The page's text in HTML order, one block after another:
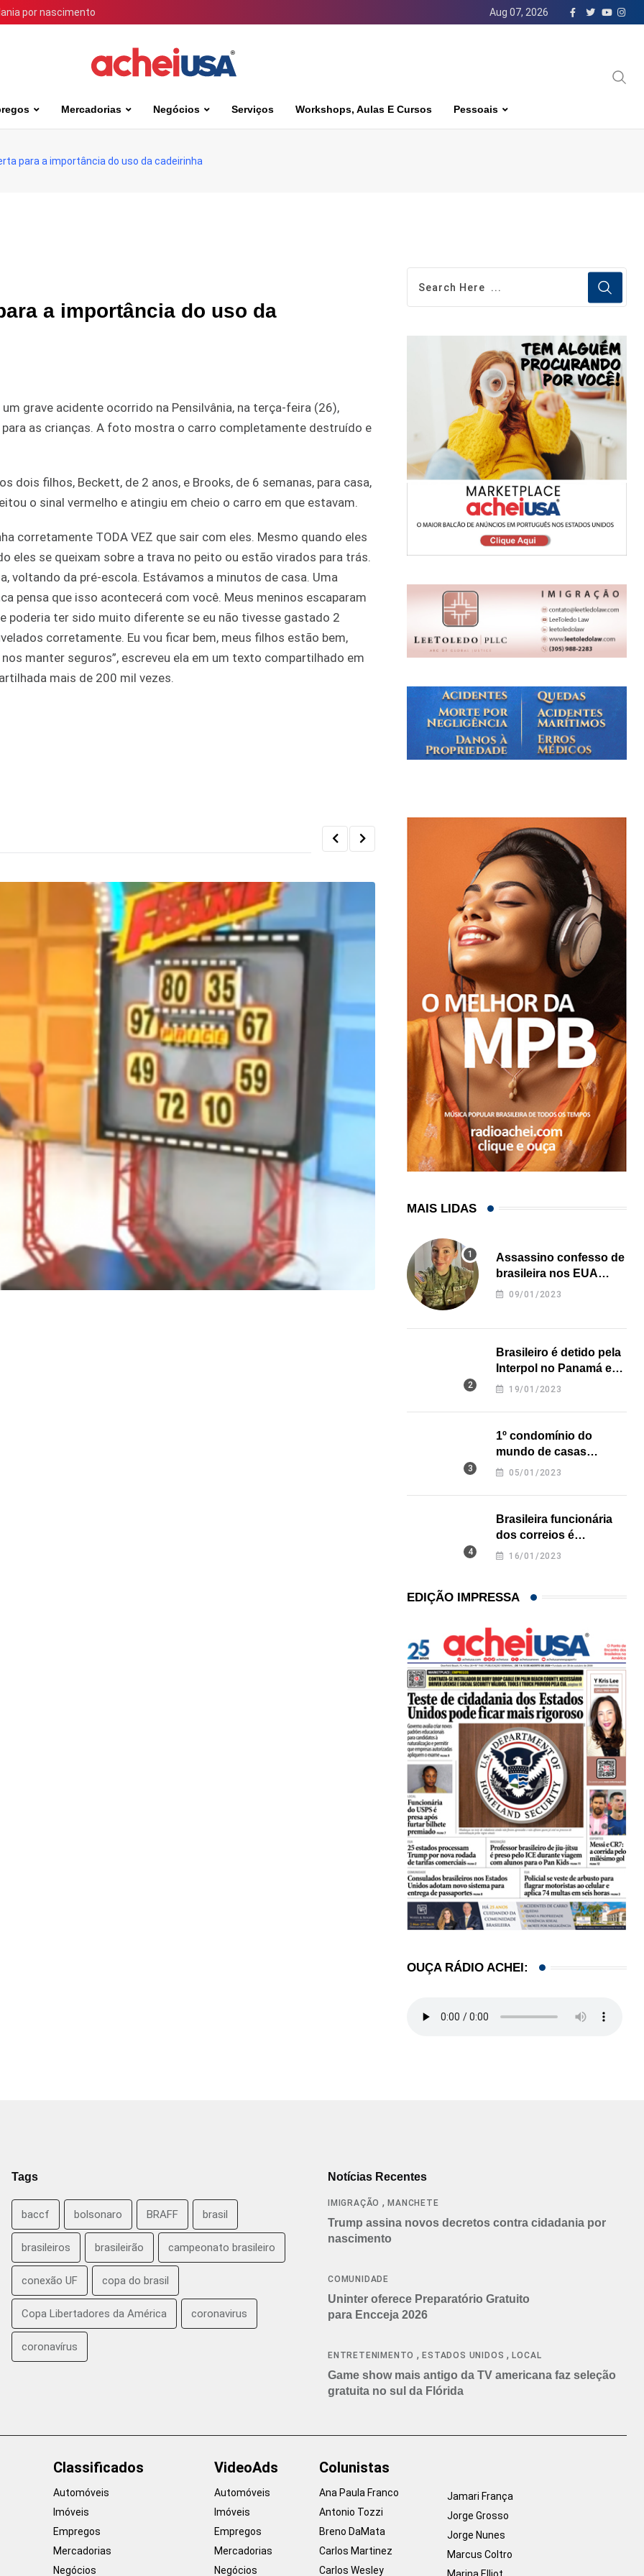
por nascimento Aug 07, 2026
Mercadorias Negócios Serviços Workshops, Aulas E Cursos Pessoais
para a importância do uso da cadeirinha
a importância do uso da
grave acidente ocorrido na Pensilvânia, na terça-feira (26),
as crianças. A foto mostra o carro completamente destruído e
dois filhos, Beckett, de 2 anos, e Brooks, de 6 semanas, para casa,
o sinal vermelho e atingiu em cheio o carro em que estavam.
corretamente TODA VEZ que sair com eles. Mesmo quando eles
eles se queixam sobre a trava no peito ou estão virados para trás.
voltando da pré-escola. Estávamos a minutos de casa. Uma
pensa que isso acontecerá com você. Meus meninos escaparam
poderia ter sido muito diferente se eu não tivesse gastado 2
corretamente. Eu vou ficar bem, meus filhos estão bem,
manter seguros”, escreveu ela em um texto compartilhado em
mais de 200 mil vezes.
Robôs humanoides começam a fazer faxina em
MAIS LIDAS
Assassino confesso de
brasileira nos EUA
revela onde deixou o
09/01/2023
Brasileiro é detido pela
Interpol no Panamá e
pode pegar prisão
19/01/2023
1º condomínio do
mundo de casas
impressas em 3D é
05/01/2023
Brasileira funcionária
dos correios é
assassinada a facadas
16/01/2023
EDIÇÃO IMPRESSA
OUÇA RÁDIO ACHEI:
Tags
baccf bolsonaro BRAFF brasil
brasileiros brasileirão campeonato brasileiro
conexão UF copa do brasil
Copa Libertadores da América coronavirus
coronavírus
Notícias Recentes
IMIGRAÇÃO ,MANCHETE
Trump assina novos decretos contra cidadania por
nascimento
COMUNIDADE
Uninter oferece Preparatório Gratuito
para Encceja 2026
ENTRETENIMENTO ,ESTADOS UNIDOS ,LOCAL
Game show mais antigo da TV americana faz seleção
gratuita no sul da Flórida
Classificados
Automóveis
Imóveis
Empregos
Mercadorias
Negócios
VideoAds
Automóveis
Imóveis
Empregos
Mercadorias
Negócios
Colunistas
Ana Paula Franco
Antonio Tozzi
Breno DaMata
Carlos Martinez
Carlos Wesley
Jamari França
Jorge Grosso
Jorge Nunes
Marcus Coltro